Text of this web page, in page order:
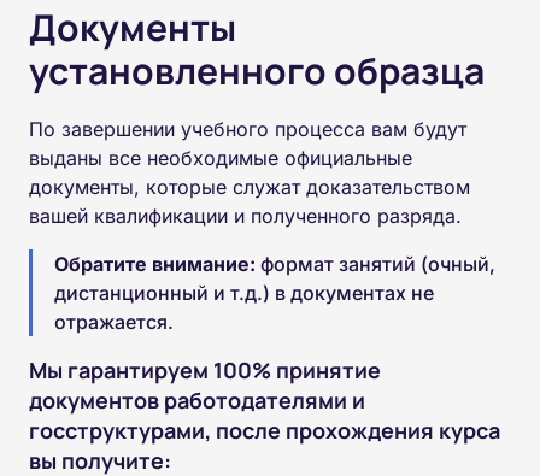
Документы
установленного образца
По завершении учебного процесса вам будут
выданы все необходимые официальные
документы, которые служат доказательством
вашей квалификации и полученного разряда.
Обратите внимание: формат занятий (очный,
дистанционный и т.д.) в документах не
отражается.
Мы гарантируем 100% принятие
документов работодателями и
госструктурами, после прохождения курса
вы получите: